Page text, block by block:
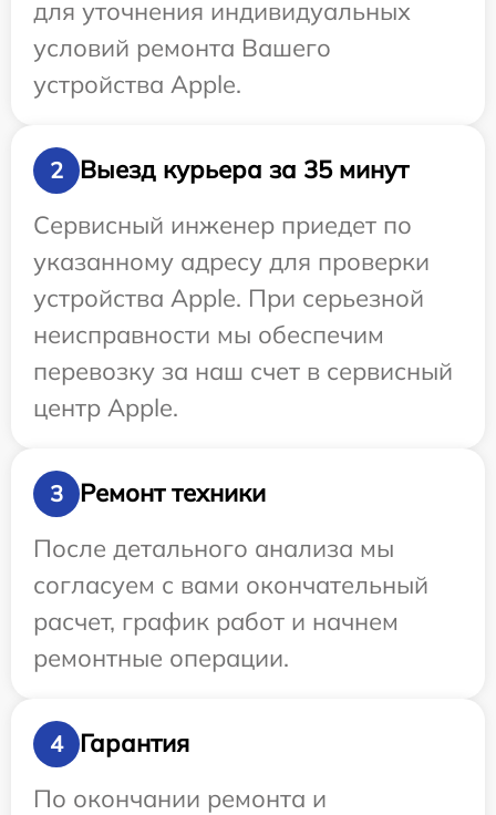
для уточнения индивидуальных
условий ремонта Вашего
устройства Apple.
2
Выезд курьера за 35 минут
Сервисный инженер приедет по
указанному адресу для проверки
устройства Apple. При серьезной
неисправности мы обеспечим
перевозку за наш счет в сервисный
центр Apple.
3
Ремонт техники
После детального анализа мы
согласуем с вами окончательный
расчет, график работ и начнем
ремонтные операции.
4
Гарантия
По окончании ремонта и